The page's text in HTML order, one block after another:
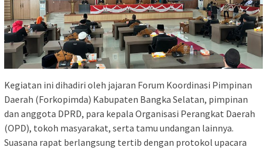
Kegiatan ini dihadiri oleh jajaran Forum Koordinasi Pimpinan
Daerah (Forkopimda) Kabupaten Bangka Selatan, pimpinan
dan anggota DPRD, para kepala Organisasi Perangkat Daerah
(OPD), tokoh masyarakat, serta tamu undangan lainnya.
Suasana rapat berlangsung tertib dengan protokol upacara